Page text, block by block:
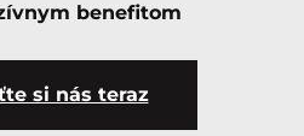
benefitom
si nás teraz